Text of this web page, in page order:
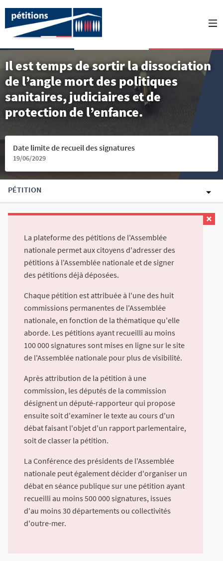
Il est temps de sortir la dissociation
de l’angle mort des politiques
sanitaires, judiciaires et de
protection de l’enfance.
Date limite de recueil des signatures
19/06/2029
PÉTITION
La plateforme des pétitions de l'Assemblée
nationale permet aux citoyens d'adresser des
pétitions à l'Assemblée nationale et de signer
des pétitions déjà déposées.
Chaque pétition est attribuée à l'une des huit
commissions permanentes de l'Assemblée
nationale, en fonction de la thématique qu'elle
aborde. Les pétitions ayant recueilli au moins
100 000 signatures sont mises en ligne sur le site
de l'Assemblée nationale pour plus de visibilité.
Après attribution de la pétition à une
commission, les députés de la commission
désignent un député-rapporteur qui propose
ensuite soit d'examiner le texte au cours d'un
débat faisant l'objet d'un rapport parlementaire,
soit de classer la pétition.
La Conférence des présidents de l'Assemblée
nationale peut également décider d'organiser un
débat en séance publique sur une pétition ayant
recueilli au moins 500 000 signatures, issues
d'au moins 30 départements ou collectivités
d'outre-mer.